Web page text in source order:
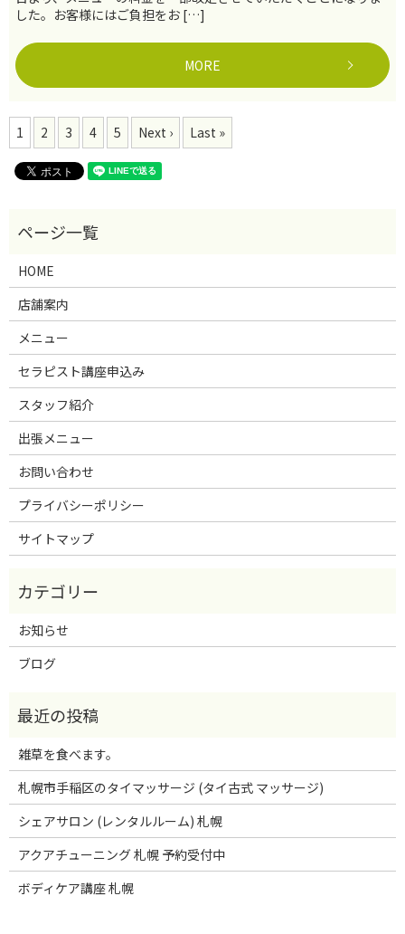
した。お客様にはご負担をお […]
MORE
1 2 3 4 5 Next › Last »
HOME
店舗案内
メニュー
セラピスト講座申込み
スタッフ紹介
出張メニュー
お問い合わせ
プライバシーポリシー
サイトマップ
お知らせ
ブログ
雑草を食べます。
札幌市手稲区のタイマッサージ (タイ古式 マッサージ)
シェアサロン (レンタルルーム) 札幌
アクアチューニング 札幌 予約受付中
ボディケア講座 札幌